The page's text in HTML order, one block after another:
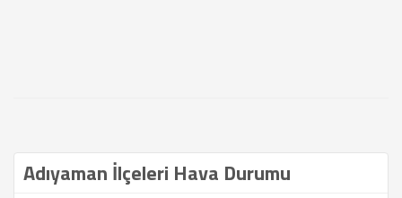
Adıyaman İlçeleri Hava Durumu